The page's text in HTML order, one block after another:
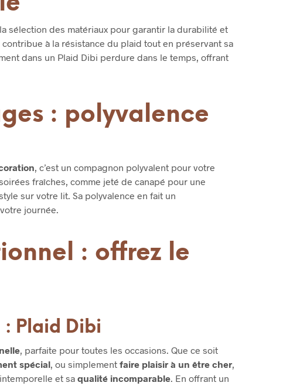
sélection des matériaux pour garantir la durabilité et
à la résistance du plaid tout en préservant sa
dans un Plaid Dibi perdure dans le temps, offrant
: polyvalence
, c’est un compagnon polyvalent pour votre
fraîches, comme jeté de canapé pour une
sur votre lit. Sa polyvalence en fait un
journée.
: offrez le
Plaid Dibi
, parfaite pour toutes les occasions. Que ce soit
spécial, ou simplement faire plaisir à un être cher,
intemporelle et sa qualité incomparable. En offrant un